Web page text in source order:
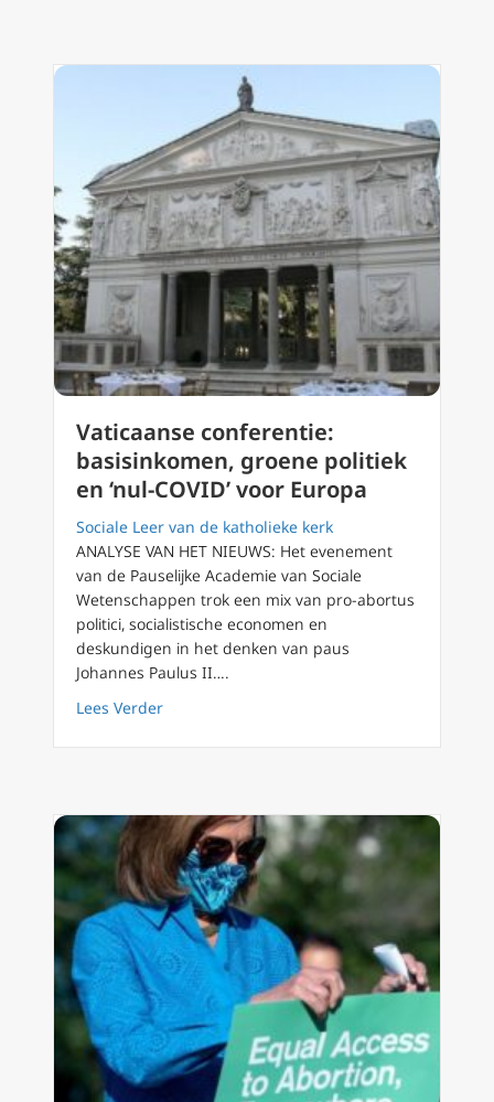
Vaticaanse conferentie:
basisinkomen, groene politiek
en ‘nul-COVID’ voor Europa
Sociale Leer van de katholieke kerk
ANALYSE VAN HET NIEUWS: Het evenement
van de Pauselijke Academie van Sociale
Wetenschappen trok een mix van pro-abortus
politici, socialistische economen en
deskundigen in het denken van paus
Johannes Paulus II….
Lees Verderabout Vaticaanse conferentie: